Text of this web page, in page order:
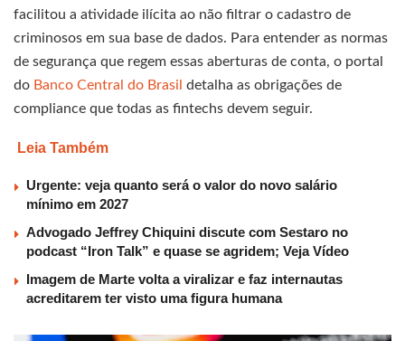
facilitou a atividade ilícita ao não filtrar o cadastro de
criminosos em sua base de dados. Para entender as normas
de segurança que regem essas aberturas de conta, o portal
do Banco Central do Brasil detalha as obrigações de
compliance que todas as fintechs devem seguir.
Leia Também
Urgente: veja quanto será o valor do novo salário
mínimo em 2027
Advogado Jeffrey Chiquini discute com Sestaro no
podcast “Iron Talk” e quase se agridem; Veja Vídeo
Imagem de Marte volta a viralizar e faz internautas
acreditarem ter visto uma figura humana